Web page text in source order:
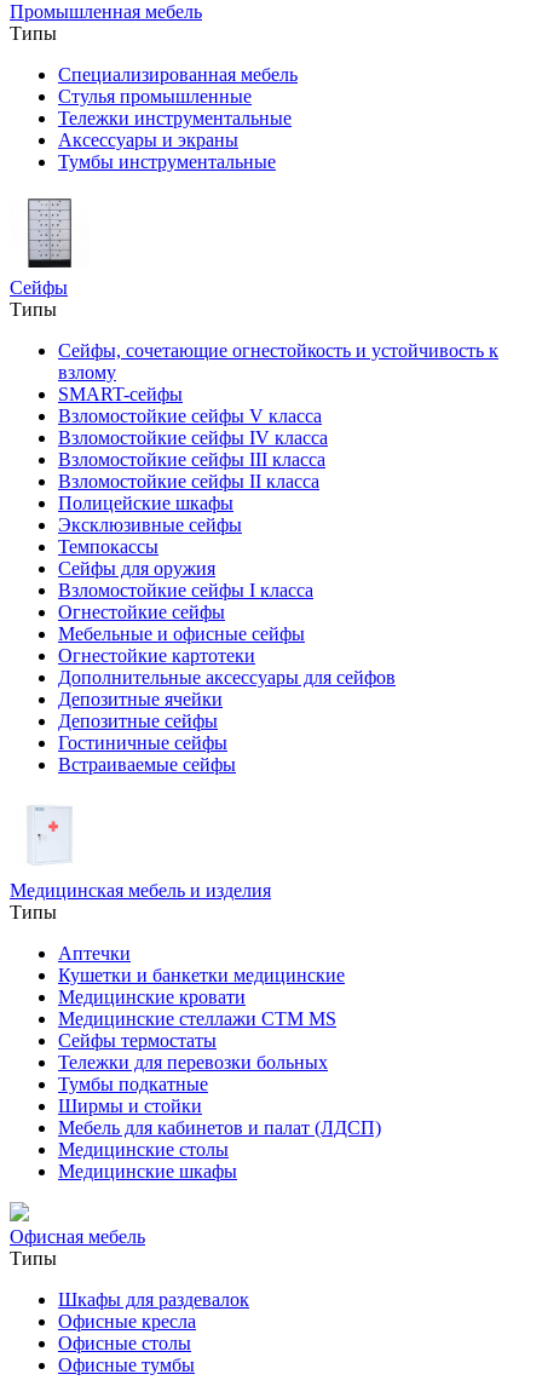
Промышленная мебель
Типы
Специализированная мебель
Стулья промышленные
Тележки инструментальные
Аксессуары и экраны
Тумбы инструментальные
Сейфы
Типы
Сейфы, сочетающие огнестойкость и устойчивость к
взлому
SMART-сейфы
Взломостойкие сейфы V класса
Взломостойкие сейфы IV класса
Взломостойкие сейфы III класса
Взломостойкие сейфы II класса
Полицейские шкафы
Эксклюзивные сейфы
Темпокассы
Сейфы для оружия
Взломостойкие сейфы I класса
Огнестойкие сейфы
Мебельные и офисные сейфы
Огнестойкие картотеки
Дополнительные аксессуары для сейфов
Депозитные ячейки
Депозитные сейфы
Гостиничные сейфы
Встраиваемые сейфы
Медицинская мебель и изделия
Типы
Аптечки
Кушетки и банкетки медицинские
Медицинские кровати
Медицинские стеллажи CTM MS
Сейфы термостаты
Тележки для перевозки больных
Тумбы подкатные
Ширмы и стойки
Мебель для кабинетов и палат (ЛДСП)
Медицинские столы
Медицинские шкафы
Офисная мебель
Типы
Шкафы для раздевалок
Офисные кресла
Офисные столы
Офисные тумбы